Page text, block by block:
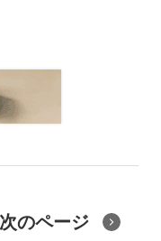
次のページ